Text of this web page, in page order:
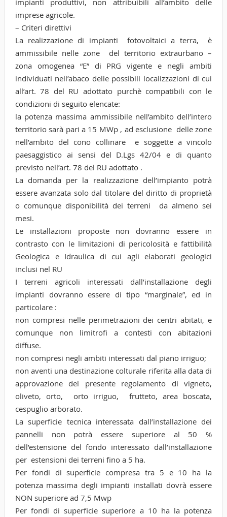
imprese agricole.
– Criteri direttivi
La realizzazione di impianti fotovoltaici a terra, è
ammissibile nelle zone del territorio extraurbano –
zona omogenea “E” di PRG vigente e negli ambiti
individuati nell’abaco delle possibili localizzazioni di cui
all’art. 78 del RU adottato purchè compatibili con le
condizioni di seguito elencate:
la potenza massima ammissibile nell’ambito dell’intero
territorio sarà pari a 15 MWp , ad esclusione delle zone
nell’ambito del cono collinare e soggette a vincolo
paesaggistico ai sensi del D.Lgs 42/04 e di quanto
previsto nell’art. 78 del RU adottato .
La domanda per la realizzazione dell’impianto potrà
essere avanzata solo dal titolare del diritto di proprietà
o comunque disponibilità dei terreni da almeno sei
mesi.
Le installazioni proposte non dovranno essere in
contrasto con le limitazioni di pericolosità e fattibilità
Geologica e Idraulica di cui agli elaborati geologici
inclusi nel RU
I terreni agricoli interessati dall’installazione degli
impianti dovranno essere di tipo “marginale”, ed in
particolare :
non compresi nelle perimetrazioni dei centri abitati, e
comunque non limitrofi a contesti con abitazioni
diffuse.
non compresi negli ambiti interessati dal piano irriguo;
non aventi una destinazione colturale riferita alla data di
approvazione del presente regolamento di vigneto,
oliveto, orto, orto irriguo, frutteto, area boscata,
cespuglio arborato.
La superficie tecnica interessata dall’installazione dei
pannelli non potrà essere superiore al 50 %
dell’estensione del fondo interessato dall’installazione
per estensioni dei terreni fino a 5 ha.
Per fondi di superficie compresa tra 5 e 10 ha la
potenza massima degli impianti installati dovrà essere
NON superiore ad 7,5 Mwp
Per fondi di superficie superiore a 10 ha la potenza